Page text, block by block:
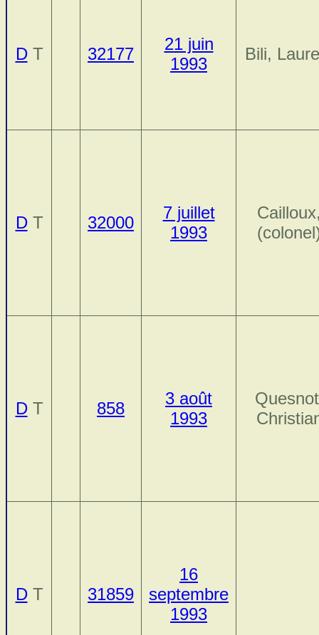
DT 32177
21 juin
1993
Bili,
DT 32000
7 juillet
1993
DT 858
3 août
1993
DT 31859
16
septembre
1993